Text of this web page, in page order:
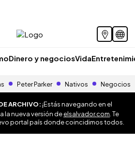
Dinero y negociosVida
Peter Parker Nativos Negocios
ARCHIVO:¡Estás navegando en el
la nueva versión deelsalvador.com . Te
portal país donde coincidimos todos.